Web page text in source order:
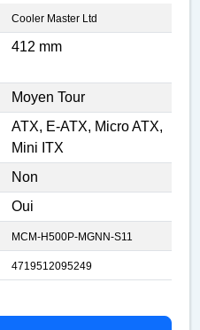
Cooler Master Ltd
412 mm
Moyen Tour
ATX, E-ATX, Micro ATX,
Mini ITX
Non
Oui
MCM-H500P-MGNN-S11
4719512095249